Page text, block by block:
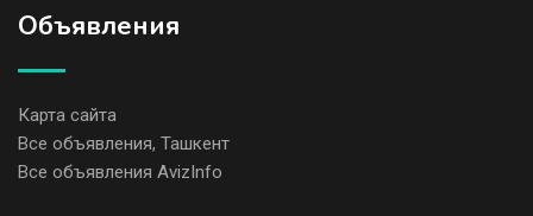
Объявления
Карта сайта
Все объявления, Ташкент
Все объявления AvizInfo